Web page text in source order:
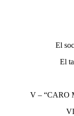
El
El
V – “CARO